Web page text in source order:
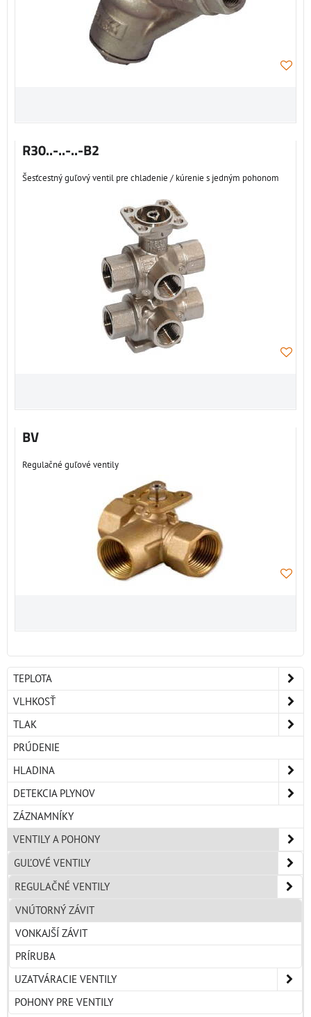
R30..-..-..-B2
Šesťcestný guľový ventil pre chladenie / kúrenie s jedným pohonom
BV
Regulačné guľové ventily
TEPLOTA
VLHKOSŤ
TLAK
PRÚDENIE
HLADINA
DETEKCIA PLYNOV
ZÁZNAMNÍKY
VENTILY A POHONY
GUĽOVÉ VENTILY
REGULAČNÉ VENTILY
VNÚTORNÝ ZÁVIT
VONKAJŠÍ ZÁVIT
PRÍRUBA
UZATVÁRACIE VENTILY
POHONY PRE VENTILY